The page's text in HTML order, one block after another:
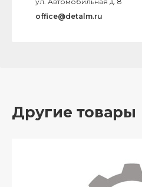
office@detalm.ru
Другие товары